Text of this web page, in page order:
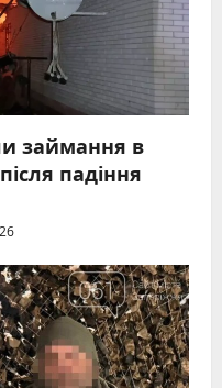
займання в
падіння